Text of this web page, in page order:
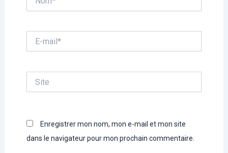
mail*
Enregistrer mon nom, mon e-mail et mon site
dans le navigateur pour mon prochain commentaire.